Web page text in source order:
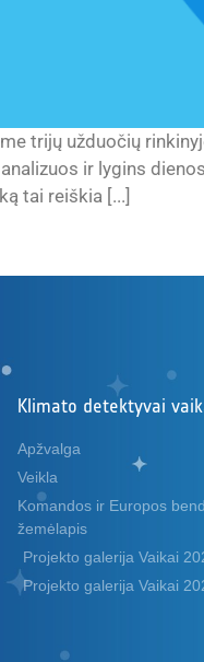
trijų užduočių
ir lygins
tai reiškia [...]
Klimato detektyvai
Apžvalga
Veikla
Komandos ir Europos
žemėlapis
Projekto galerija Vaikai
Projekto galerija Vaikai